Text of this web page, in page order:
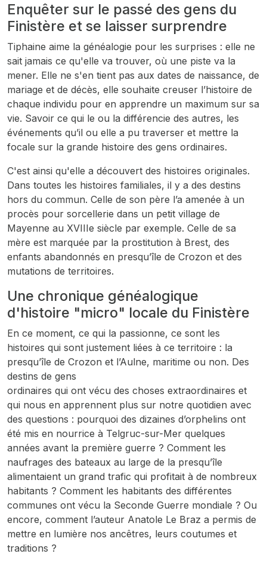
Enquêter sur le passé des gens du
Finistère et se laisser surprendre
Tiphaine aime la généalogie pour les surprises : elle ne
sait jamais ce qu'elle va trouver, où une piste va la
mener. Elle ne s'en tient pas aux dates de naissance, de
mariage et de décès, elle souhaite creuser l’histoire de
chaque individu pour en apprendre un maximum sur sa
vie. Savoir ce qui le ou la différencie des autres, les
événements qu’il ou elle a pu traverser et mettre la
focale sur la grande histoire des gens ordinaires.
C'est ainsi qu'elle a découvert des histoires originales.
Dans toutes les histoires familiales, il y a des destins
hors du commun. Celle de son père l’a amenée à un
procès pour sorcellerie dans un petit village de
Mayenne au XVIIIe siècle par exemple. Celle de sa
mère est marquée par la prostitution à Brest, des
enfants abandonnés en presqu’île de Crozon et des
mutations de territoires.
Une chronique généalogique
d'histoire "micro" locale du Finistère
En ce moment, ce qui la passionne, ce sont les
histoires qui sont justement liées à ce territoire : la
presqu’île de Crozon et l’Aulne, maritime ou non. Des
destins de gens
ordinaires qui ont vécu des choses extraordinaires et
qui nous en apprennent plus sur notre quotidien avec
des questions : pourquoi des dizaines d’orphelins ont
été mis en nourrice à Telgruc-sur-Mer quelques
années avant la première guerre ? Comment les
naufrages des bateaux au large de la presqu’île
alimentaient un grand trafic qui profitait à de nombreux
habitants ? Comment les habitants des différentes
communes ont vécu la Seconde Guerre mondiale ? Ou
encore, comment l’auteur Anatole Le Braz a permis de
mettre en lumière nos ancêtres, leurs coutumes et
traditions ?